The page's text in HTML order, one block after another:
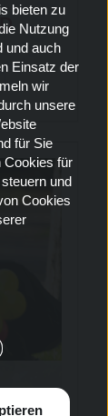
bieten zu
Nutzung
und auch
Einsatz der
wir
unsere
für Sie
Cookies für
und
Cookies